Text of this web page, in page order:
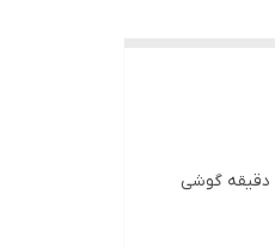
این نوع شارژر کاملا اصلی میباشد 1 عدد آداپتور و 1 عدد کابل درون جعبه است و مخصوص گوشی هایی میباشد که قابل شارژ 120 وات را دارد و توربو شارژ میباشد و در عرض 18 دقیقه گوشی